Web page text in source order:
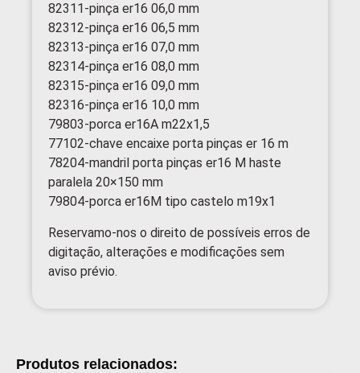
82311-pinça er16 06,0 mm
82312-pinça er16 06,5 mm
82313-pinça er16 07,0 mm
82314-pinça er16 08,0 mm
82315-pinça er16 09,0 mm
82316-pinça er16 10,0 mm
79803-porca er16A m22x1,5
77102-chave encaixe porta pinças er 16 m
78204-mandril porta pinças er16 M haste
paralela 20×150 mm
79804-porca er16M tipo castelo m19x1
Reservamo-nos o direito de possíveis erros de
digitação, alterações e modificações sem
aviso prévio.
Produtos relacionados: